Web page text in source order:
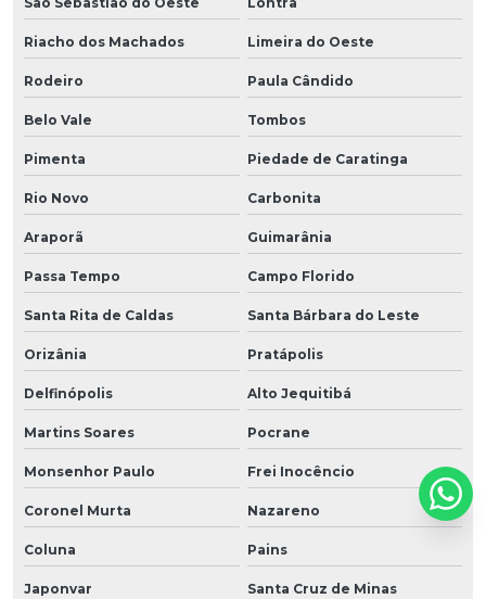
Riacho dos Machados Limeira do Oeste
Rodeiro Paula Cândido
Belo Vale Tombos
Pimenta Piedade de Caratinga
Rio Novo Carbonita
Araporã Guimarânia
Passa Tempo Campo Florido
Santa Rita de Caldas Santa Bárbara do Leste
Orizânia Pratápolis
Delfinópolis Alto Jequitibá
Martins Soares Pocrane
Monsenhor Paulo Frei Inocêncio
Coronel Murta Nazareno
Coluna Pains
Japonvar Santa Cruz de Minas